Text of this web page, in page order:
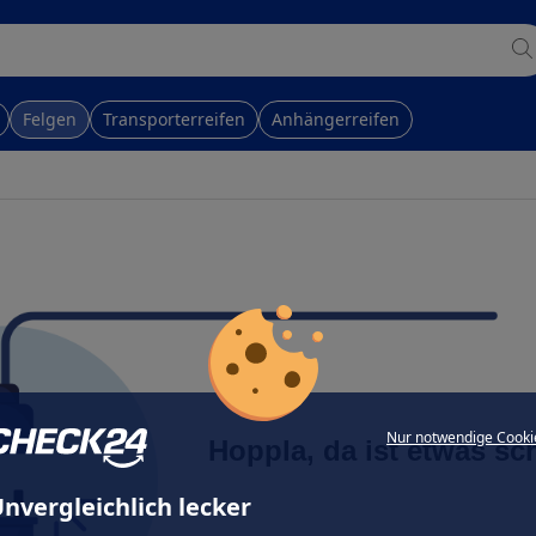
Nur notwendige
lecker
Felgen Transporterreifen Anhängerreifen
Hoppla, da ist etwas